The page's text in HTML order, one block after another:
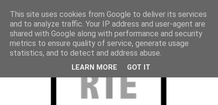
This site uses cookies from Google to deliver its services
and to analyze traffic. Your IP address and user-agent are
shared with Google along with performance and security
metrics to ensure quality of service, generate usage
statistics, and to detect and address abuse.
LEARN MORE GOT IT